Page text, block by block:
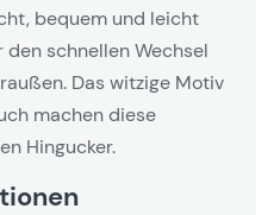
bequem und leicht
schnellen Wechsel
Das witzige Motiv
machen diese
Hingucker.